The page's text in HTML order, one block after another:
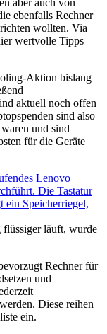
aber auch von
ebenfalls Rechner
wollten. Via
wertvolle Tipps
Aktion bislang
aktuell noch offen
sind also
und sind
für die Geräte
flüssiger läuft, wurde
Rechner für
und
Diese reihen
ein.